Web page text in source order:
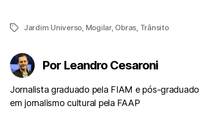
o e A r
TagsJardim Universo, Mogilar, Obras, Trânsito
Por Leandro Cesaroni
Jornalista graduado pela FIAM e pós-graduado
em jornalismo cultural pela FAAP